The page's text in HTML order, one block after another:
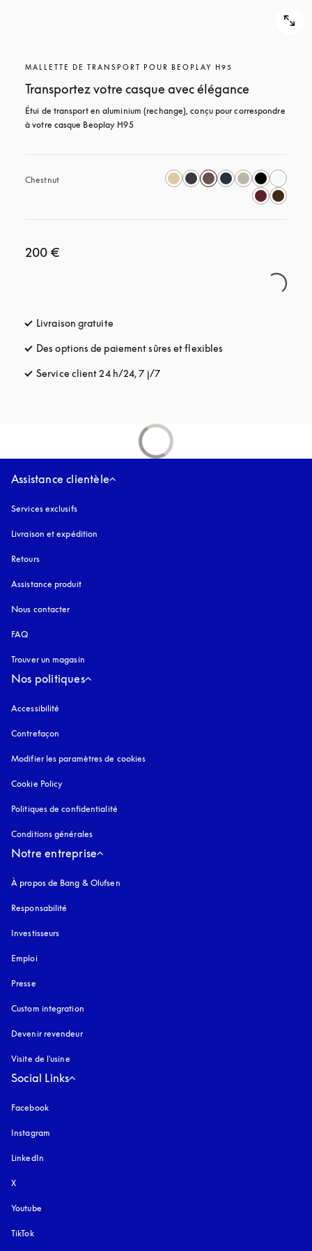
MALLETTE DE TRANSPORT POUR BEOPLAY H95
Transportez votre casque avec élégance
Étui de transport en aluminium (rechange), conçu pour correspondre
à votre casque Beoplay H95
Chestnut
200 €
Livraison gratuite
Des options de paiement sûres et flexibles
Service client 24 h/24, 7 j/7s’ouvre dans un nouvel onglet
Assistance clientèle
Services exclusifs
Livraison et expédition
Retours
Assistance produit
Nous contacter
FAQ
Trouver un magasin
Nos politiques
Accessibilité
Contrefaçon
Modifier les paramètres de cookies
Cookie Policy
Politiques de confidentialité
Conditions générales
Notre entreprise
À propos de Bang & Olufsen
Responsabilité
Investisseurs
Emploi
Presse
Custom integration
Devenir revendeur
Visite de l'usine
Social Links
Facebook
Instagram
LinkedIn
X
Youtube
TikTok